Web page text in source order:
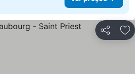
Partilhar